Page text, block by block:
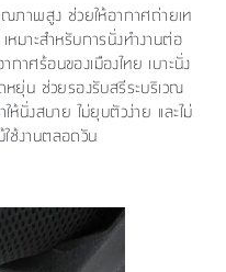
ภาพสูง ช่วยให้อากาศถ่ายเท
หมาะสำหรับการนั่งทำงานต่อ
กาศร้อนของเมืองไทย เบาะนั่ง
ยุ่น ช่วยรองรับสรีระบริเวณ
ห้นั่งสบาย ไม่ยุบตัวง่าย และไม่
ช้งานตลอดวัน